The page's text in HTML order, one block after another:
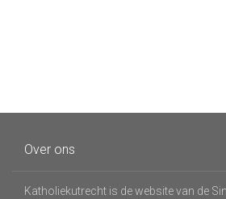
Over ons
Katholiekutrecht is de website van de